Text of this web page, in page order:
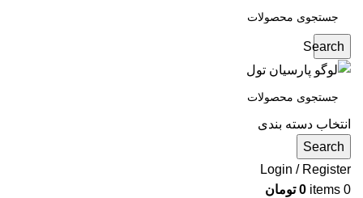
Search
انتخاب دسته بندی
Search
Login / Register
0
items
0 تومان